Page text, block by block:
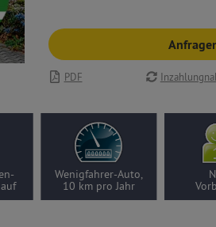
PDF
Wenigfahrer-Auto,
10 km pro Jahr